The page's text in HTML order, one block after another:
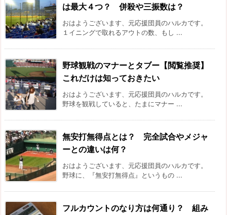
は最大４つ？ 併殺や三振数は？
おはようございます、元応援団員のハルカです。
１イニングで取れるアウトの数、もし ...
野球観戦のマナーとタブー【閲覧推奨】
これだけは知っておきたい
おはようございます、元応援団員のハルカです。
野球を観戦していると、たまにマナー ...
無安打無得点とは？ 完全試合やメジャ
ーとの違いは何？
おはようございます、元応援団員のハルカです。
野球に、『無安打無得点』というもの ...
フルカウントのなり方は何通り？ 組み